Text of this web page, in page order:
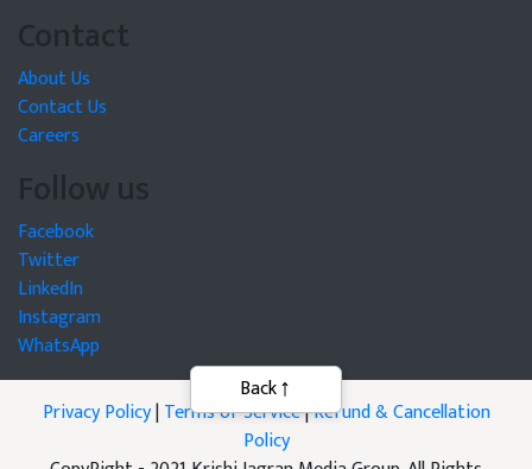
Contact
About Us
Contact Us
Careers
Follow us
Facebook
Twitter
LinkedIn
Instagram
WhatsApp
Privacy Policy|Terms of Service|Refund & Cancellation
Policy